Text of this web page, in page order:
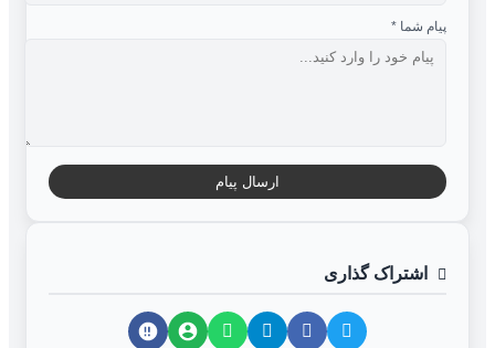
پیام شما *
ارسال پیام
اشتراک گذاری